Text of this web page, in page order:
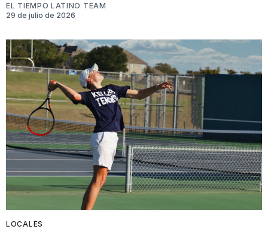
EL TIEMPO LATINO TEAM
29 de julio de 2026
LOCALES